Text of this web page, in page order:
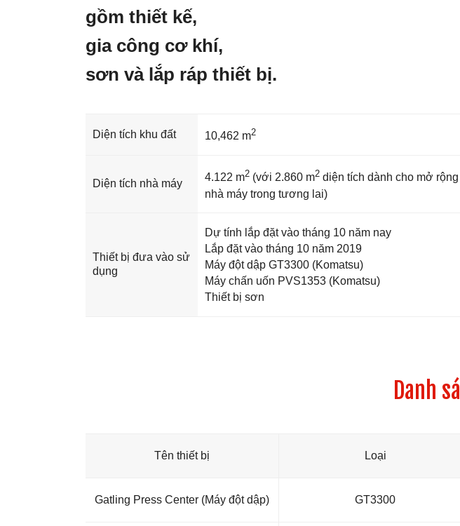
gồm thiết kế,
gia công cơ khí,
sơn và lắp ráp thiết bị.
Diện tích khu đất 10,462 m2
Diện tích nhà máy
4.122 m2 (với 2.860 m2 diện tích dành cho mở rộng
nhà máy trong tương lai)
Thiết bị đưa vào sử
dụng
Dự tính lắp đặt vào tháng 10 năm nay
Lắp đặt vào tháng 10 năm 2019
Máy đột dập GT3300 (Komatsu)
Máy chấn uốn PVS1353 (Komatsu)
Thiết bị sơn
Danh
Tên thiết bị Loại
Gatling Press Center (Máy đột dập) GT3300